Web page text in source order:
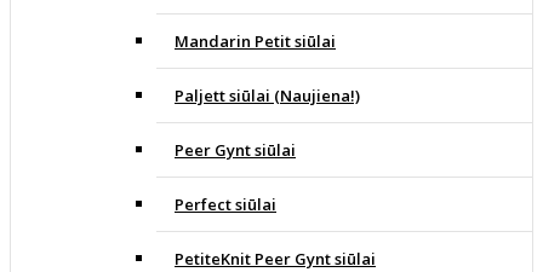
Mandarin Petit siūlai
Paljett siūlai (Naujiena!)
Peer Gynt siūlai
Perfect siūlai
PetiteKnit Peer Gynt siūlai